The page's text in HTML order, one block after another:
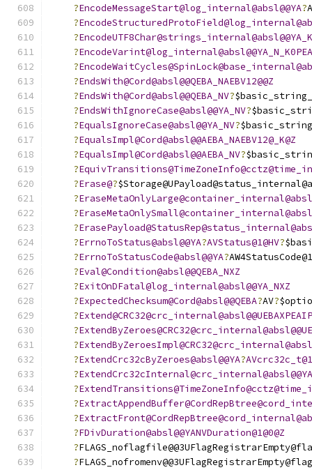
?EncodeMessageStart@log_internal@absl@@YA?
?
?
?
?
?EndsWith@Cord@absl@@QEBA_NAEBV12@@Z
?EndsWith@Cord@absl@@QEBA_NV?
?EndsWithIgnoreCase@absl@@YA_NV?
?EqualsIgnoreCase@absl@@YA_NV?
?EqualsImpl@Cord@absl@@AEBA_NAEBV12@_K@Z
?EqualsImpl@Cord@absl@@AEBA_NV?
?
?Erase@?
?
?
?
?ErrnoToStatus@absl@@YA?AVStatus@1@HV?
?ErrnoToStatusCode@absl@@YA?
?Eval@Condition@absl@@QEBA_NXZ
?ExitOnDFatal@log_internal@absl@@YA_NXZ
?ExpectedChecksum@Cord@absl@@QEBA?AV?
?
?
?
?ExtendCrc32cByZeroes@absl@@YA?
?ExtendCrc32cInternal@crc_internal@absl@@YA
?
?
?
?FDivDuration@absl@@YANVDuration@1@0@Z
?
?